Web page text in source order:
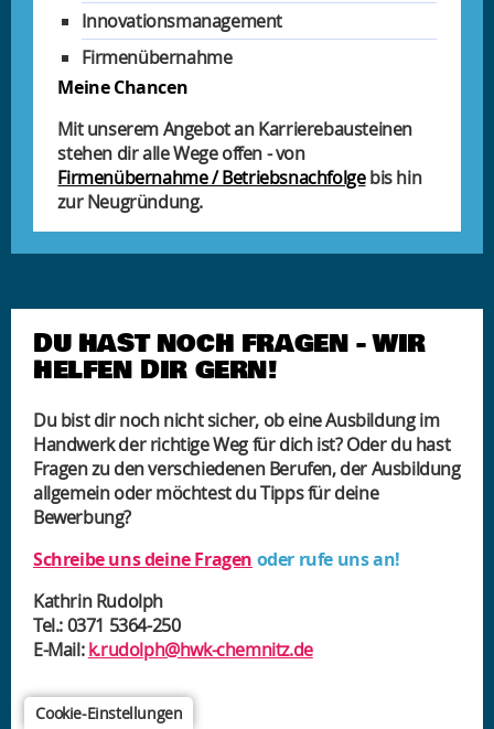
Innovationsmanagement
Firmenübernahme
Meine Chancen
Mit unserem Angebot an Karrierebausteinen
stehen dir alle Wege offen - von
Firmenübernahme / Betriebsnachfolgebis hin
zur Neugründung.
DU HAST NOCH FRAGEN - WIR
HELFEN DIR GERN!
Du bist dir noch nicht sicher, ob eine Ausbildung im
Handwerk der richtige Weg für dich ist? Oder du hast
Fragen zu den verschiedenen Berufen, der Ausbildung
allgemein oder möchtest du Tipps für deine
Bewerbung?
Schreibe uns deine Fragen oder rufe uns an!
Kathrin Rudolph
Tel.: 0371 5364-250
E-Mail:k.rudolph@hwk-chemnitz.de
Cookie-Einstellungen